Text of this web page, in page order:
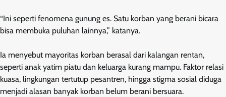
“Ini seperti fenomena gunung es. Satu korban yang berani bicara
bisa membuka puluhan lainnya,” katanya.
Ia menyebut mayoritas korban berasal dari kalangan rentan,
seperti anak yatim piatu dan keluarga kurang mampu. Faktor relasi
kuasa, lingkungan tertutup pesantren, hingga stigma sosial diduga
menjadi alasan banyak korban belum berani bersuara.